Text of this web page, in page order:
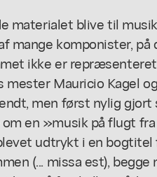
materialet blive til
mange komponister, på
ikke er
Mauricio Kagel
men først nylig
en »musik på flugt
udtrykt i en bogtitel
(... missa est),